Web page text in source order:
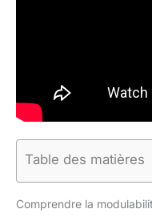
Table des matières
Comprendre la